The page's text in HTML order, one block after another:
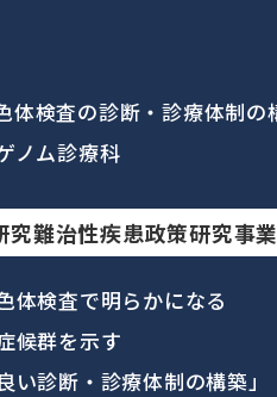
究難治性疾患政策研究事業
体検査で明らかになる
候群を示す
い診断・診療体制の構築」